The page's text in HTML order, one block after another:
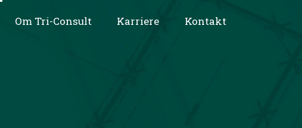
Om Tri-Consult Karriere Kontakt